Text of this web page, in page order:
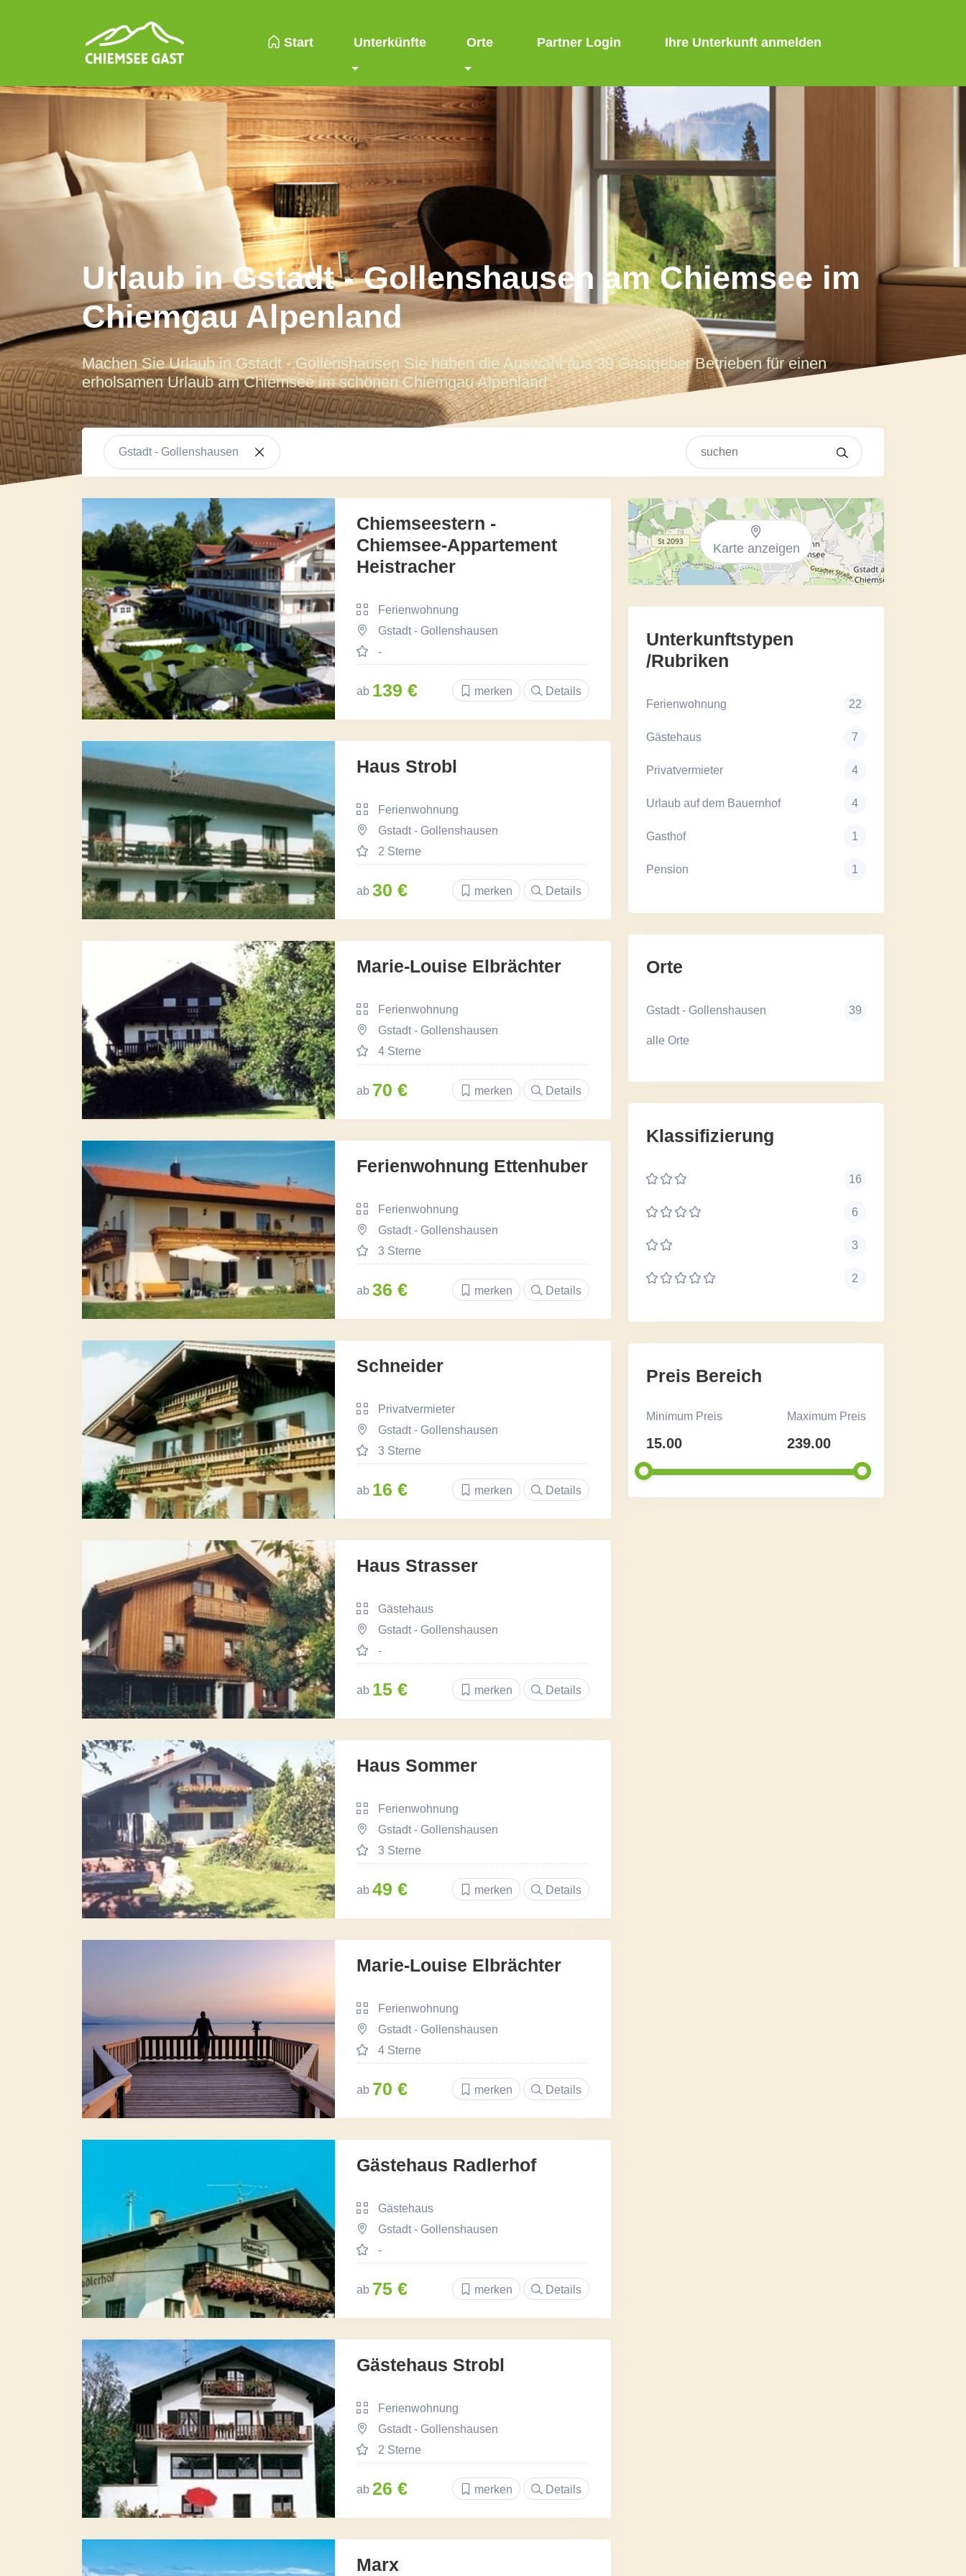
Start Unterkünfte Orte Partner Login Ihre Unterkunft anmelden
Urlaub in Gstadt - Gollenshausen am Chiemsee im
Chiemgau Alpenland
Machen Sie Urlaub in Gstadt - Gollenshausen Sie haben die Auswahl aus 39 Gastgeber Betrieben für einen
erholsamen Urlaub am Chiemsee im schönen Chiemgau Alpenland
Gstadt - Gollenshausen
Chiemseestern -
Chiemsee-Appartement
Heistracher
Ferienwohnung
Gstadt - Gollenshausen
-
ab 139 € merken Details
Haus Strobl
Ferienwohnung
Gstadt - Gollenshausen
2 Sterne
ab 30 € merken Details
Marie-Louise Elbrächter
Ferienwohnung
Gstadt - Gollenshausen
4 Sterne
ab 70 € merken Details
Ferienwohnung Ettenhuber
Ferienwohnung
Gstadt - Gollenshausen
3 Sterne
ab 36 € merken Details
Schneider
Privatvermieter
Gstadt - Gollenshausen
3 Sterne
ab 16 € merken Details
Haus Strasser
Gästehaus
Gstadt - Gollenshausen
-
ab 15 € merken Details
Haus Sommer
Ferienwohnung
Gstadt - Gollenshausen
3 Sterne
ab 49 € merken Details
Marie-Louise Elbrächter
Ferienwohnung
Gstadt - Gollenshausen
4 Sterne
ab 70 € merken Details
Gästehaus Radlerhof
Gästehaus
Gstadt - Gollenshausen
-
ab 75 € merken Details
Gästehaus Strobl
Ferienwohnung
Gstadt - Gollenshausen
2 Sterne
ab 26 € merken Details
Marx
Karte anzeigen
Unterkunftstypen
/Rubriken
Ferienwohnung 22
Gästehaus 7
Privatvermieter 4
Urlaub auf dem Bauernhof 4
Gasthof 1
Pension 1
Orte
Gstadt - Gollenshausen 39
alle Orte
Klassifizierung
16
6
3
2
Preis Bereich
Minimum Preis
15.00
Maximum Preis
239.00